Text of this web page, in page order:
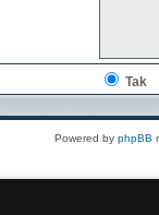
Tak
Powered by phpBB